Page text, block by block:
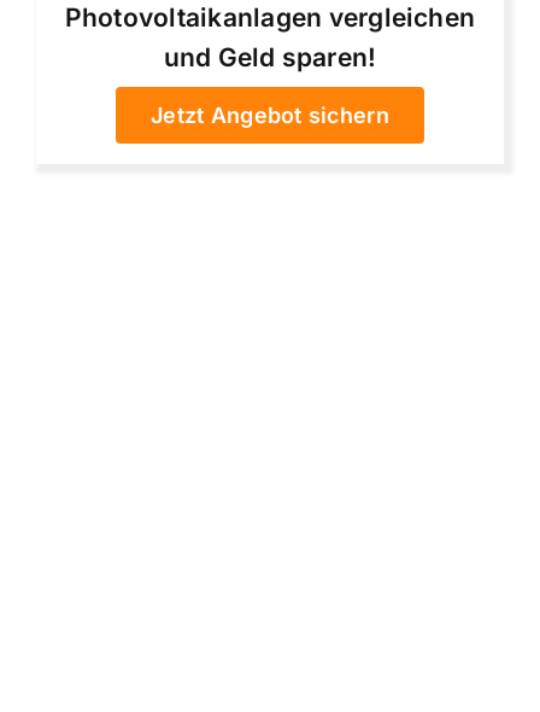
Photovoltaikanlagen vergleichen
und Geld sparen!
Jetzt Angebot sichern